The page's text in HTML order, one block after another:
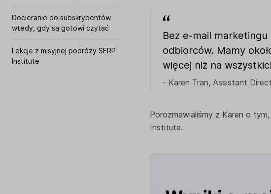
Docieranie do subskrybentów
wtedy, gdy są gotowi czytać
Lekcje z misyjnej podróży SERP
Institute
Bez e-mail
odbiorców. Mamy
więcej niż na
- Karen Tran, Assistant
Porozmawialiśmy z Karen o
Institute.